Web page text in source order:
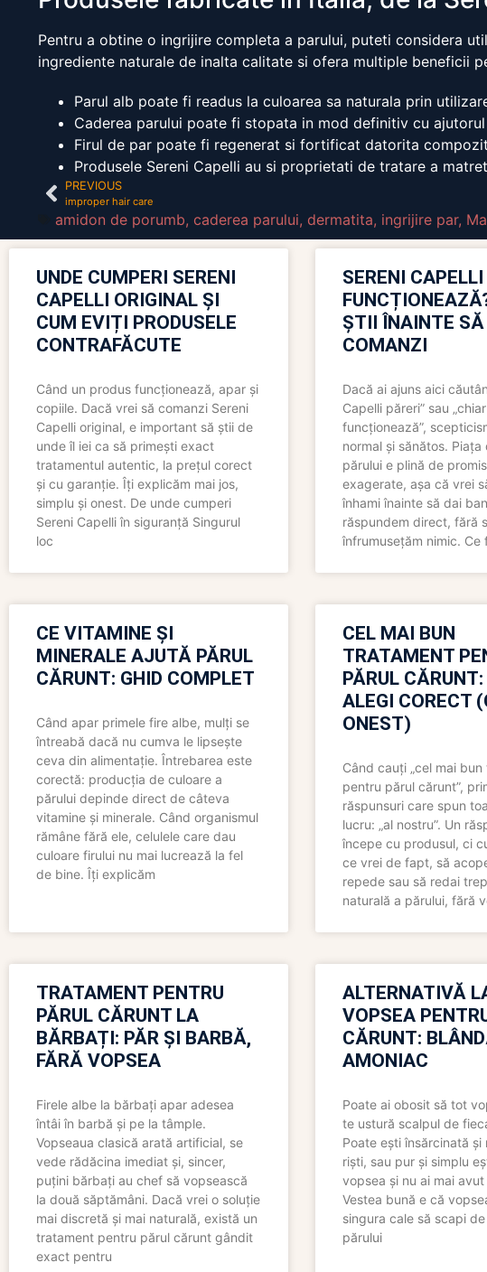
Pentru a obtine o ingrijire completa a parului, puteti considera
ingrediente naturale de inalta calitate si ofera multiple beneficii
Parul alb poate fi readus la culoarea sa naturala prin
Caderea parului poate fi stopata in mod definitiv cu
Firul de par poate fi regenerat si fortificat datorita
Produsele Sereni Capelli au si proprietati de tratare a
PREVIOUS
improper hair care
amidon de porumb, caderea parului, dermatita, ingrijire par,
UNDE CUMPERI SERENI
CAPELLI ORIGINAL ȘI
CUM EVIȚI PRODUSELE
CONTRAFĂCUTE
Când un produs funcționează, apar și
copiile. Dacă vrei să comanzi Sereni
Capelli original, e important să știi de
unde îl iei ca să primești exact
tratamentul autentic, la prețul corect
și cu garanție. Îți explicăm mai jos,
simplu și onest. De unde cumperi
Sereni Capelli în siguranță Singurul
loc
SERENI
ȘTII ÎNAINTE SĂ
COMANZI
Dacă ai ajuns aici
Capelli păreri” sau „chiar
funcționează”,
normal și sănătos. Piața
părului e plină de
exagerate, așa că vrei
înhami înainte să dai
răspundem direct, fără
înfrumusețăm nimic. Ce
CE VITAMINE ȘI
MINERALE AJUTĂ PĂRUL
CĂRUNT: GHID COMPLET
Când apar primele fire albe, mulți se
întreabă dacă nu cumva le lipsește
ceva din alimentație. Întrebarea este
corectă: producția de culoare a
părului depinde direct de câteva
vitamine și minerale. Când organismul
rămâne fără ele, celulele care dau
culoare firului nu mai lucrează la fel
de bine. Îți explicăm
CEL MAI BUN
TRATAMENT
PĂRUL
ALEGI CORECT
ONEST)
Când cauți „cel mai
pentru părul cărunt”,
răspunsuri care spun
lucru: „al nostru”. Un
începe cu produsul, ci
ce vrei de fapt, să
repede sau să redai
naturală a părului, fără
TRATAMENT PENTRU
PĂRUL CĂRUNT LA
BĂRBAȚI: PĂR ȘI BARBĂ,
FĂRĂ VOPSEA
Firele albe la bărbați apar adesea
întâi în barbă și pe la tâmple.
Vopseaua clasică arată artificial, se
vede rădăcina imediat și, sincer,
puțini bărbați au chef să vopsească
la două săptămâni. Dacă vrei o soluție
mai discretă și mai naturală, există un
tratament pentru părul cărunt gândit
exact pentru
ALTERNATIVĂ
VOPSEA
CĂRUNT:
AMONIAC
Poate ai obosit să tot
te ustură scalpul de
Poate ești însărcinată și
riști, sau pur și simplu
vopsea și nu ai mai
Vestea bună e că
singura cale să scapi
părului